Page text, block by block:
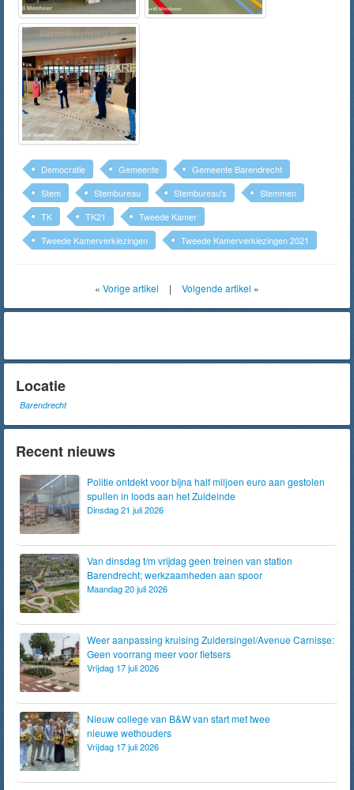
Democratie Gemeente
Gemeente Barendrecht
Stem
Stembureau Stembureau's
Stemmen
TK
TK21
Tweede Kamer
Tweede Kamerverkiezingen
Tweede Kamerverkiezingen 2021
« Vorige artikel | Volgende artikel »
Locatie
Barendrecht
Recent nieuws
Politie ontdekt voor bijna half miljoen euro aan gestolen
spullen in loods aan het Zuideinde
Dinsdag 21 juli 2026
Van dinsdag t/m vrijdag geen treinen van station
Barendrecht; werkzaamheden aan spoor
Maandag 20 juli 2026
Weer aanpassing kruising Zuidersingel/Avenue Carnisse:
Geen voorrang meer voor fietsers
Vrijdag 17 juli 2026
Nieuw college van B&W van start met twee
nieuwe wethouders
Vrijdag 17 juli 2026